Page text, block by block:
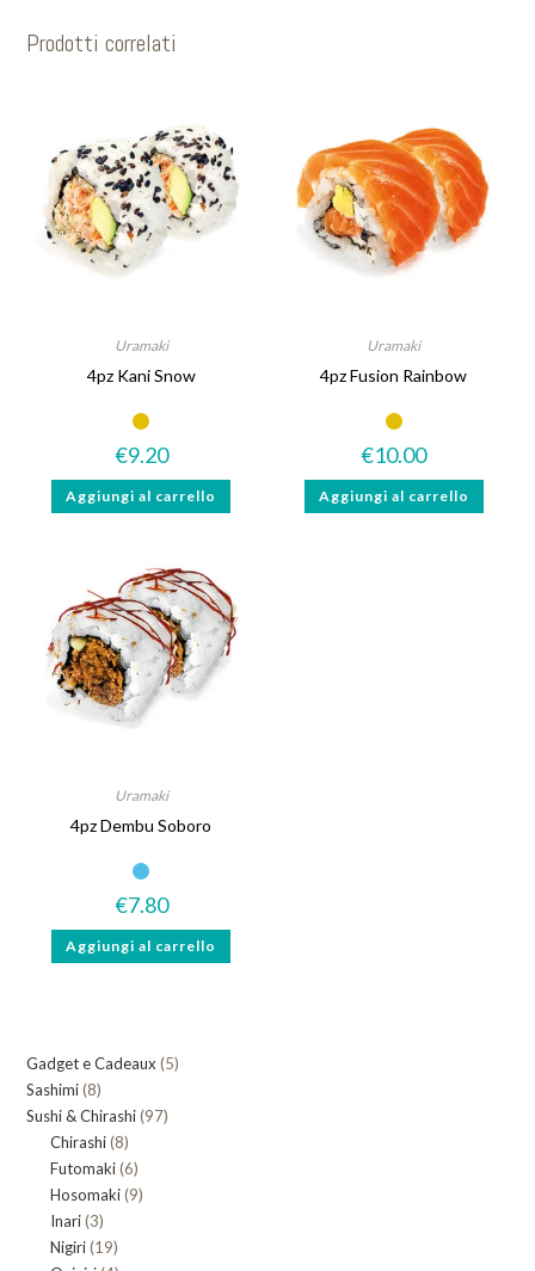
Prodotti correlati
Uramaki
4pz Kani Snow
€9.20
Aggiungi al carrello
Uramaki
4pz Fusion Rainbow
€10.00
Aggiungi al carrello
Uramaki
4pz Dembu Soboro
€7.80
Aggiungi al carrello
Gadget e Cadeaux 55
Sashimi 88
prodotti
Sushi & Chirashi 9797
Chirashi 88
prodotti
Futomaki 66
prodotti
Hosomaki 99
Inari 33
prodotti
Nigiri 1919